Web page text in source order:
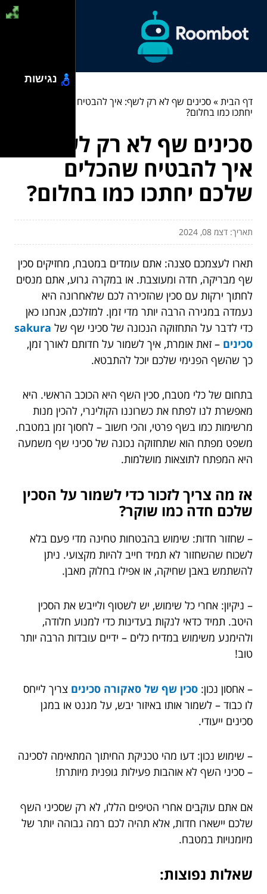
דף הבית»סכינים שף לא רק לשף: איך להבטיח שהכלים שלכם
יחתכו כמו בחלום?
סכינים שף לא רק לשף:
איך להבטיח שהכלים
שלכם יחתכו כמו בחלום?
תאריך: דצמ 08, 2024
תארו לעצמכם סצנה: אתם עומדים במטבח, מחזיקים סכין
שף מבריקה, חדה ומעוצבת. או במקרה גרוע, אתם מנסים
לחתוך ירקות עם סכין שהזכירה לכם שלאחרונה היא
נעמדה במגירה הרבה יותר מדי זמן. למזלכם, אנחנו כאן
כדי לדבר על התחזוקה הנכונה של סכיני שף של sakura
סכינים – זאת אומרת, איך לשמור על חדותם לאורך זמן,
כך שהשף הפנימי שלכם יוכל להתבטא.
בתחום של כלי מטבח, סכין השף היא הכוכב הראשי. היא
מאפשרת לנו לפתח את כשרוננו הקולינרי, להכין מנות
מרשימות כמו בשף פרטי, והכי חשוב – לחסוך זמן במטבח.
משפט מפתח הוא שתחזוקה נכונה של סכיני שף משמעה
היא המפתח לתוצאות מושלמות.
אז מה צריך לזכור כדי לשמור על הסכין
שלכם חדה כמו שוקר?
– שחזור חדות: שימוש בהבטחות טחינה מדי פעם בלא
לשכוח שהשחזור לא תמיד חייב להיות מקצועי. ניתן
להשתמש באבן שחיקה, או אפילו בחלוק מאבן.
– ניקיון: אחרי כל שימוש, יש לשטוף ולייבש את הסכין
היטב. תמיד כדאי לנקות בעדינות כדי למנוע חלודה,
ולהימנע משימוש במדיח כלים – ידיים עובדות הרבה יותר
טוב!
– אחסון נכון: סכין שף של סאקורה סכינים צריך לייחס
לו כבוד – לשמור אותו באיזור יבש, על מגנט או במגן
סכינים ייעודי.
– שימוש נכון: דעו מהי טכניקת החיתוך המתאימה לסכינה
– סכיני השף לא אוהבות פעילות גופנית מיותרת!
אם אתם עוקבים אחרי הטיפים הללו, לא רק שסכיני השף
שלכם יישארו חדות, אלא תהיה לכם רמה גבוהה יותר של
מיומנויות במטבח.
שאלות נפוצות:
נגישות